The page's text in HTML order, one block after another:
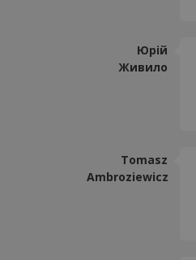
Юрій
Живило
Tomasz
Ambroziewicz